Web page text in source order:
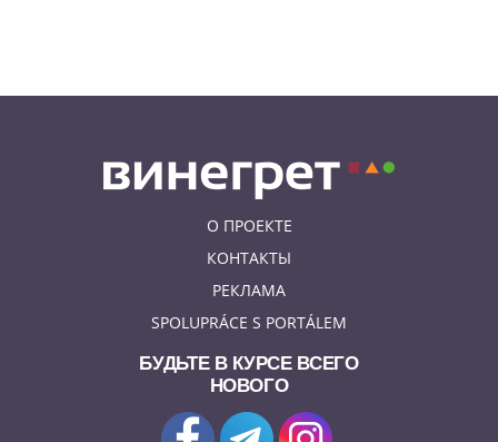
Молотова» в дом с ребенком
О ПРОЕКТЕ
КОНТАКТЫ
РЕКЛАМА
SPOLUPRÁCE S PORTÁLEM
БУДЬТЕ В КУРСЕ ВСЕГО
НОВОГО